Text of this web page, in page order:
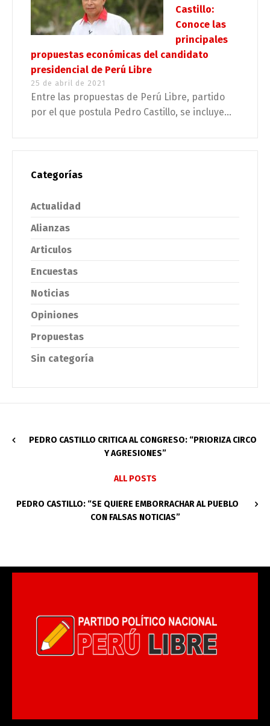
Castillo:
Conoce las
principales
propuestas económicas del candidato
presidencial de Perú Libre
25 de abril de 2021
Entre las propuestas de Perú Libre, partido
por el que postula Pedro Castillo, se incluye...
Categorías
Actualidad
Alianzas
Articulos
Encuestas
Noticias
Opiniones
Propuestas
Sin categoría
PEDRO CASTILLO CRITICA AL CONGRESO: “PRIORIZA CIRCO
Y AGRESIONES”
ALL POSTS
PEDRO CASTILLO: “SE QUIERE EMBORRACHAR AL PUEBLO
CON FALSAS NOTICIAS”